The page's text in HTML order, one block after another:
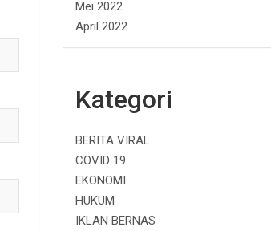
Mei 2022
April 2022
Kategori
BERITA VIRAL
COVID 19
EKONOMI
HUKUM
IKLAN BERNAS